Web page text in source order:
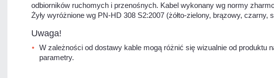
odbiorników ruchomych i przenośnych. Kabel wykonany wg normy
Żyły wyróżnione wg PN-HD 308 S2:2007 (żółto-zielony, brązowy, czarny,
Uwaga!
W zależności od dostawy kable mogą różnić się wizualnie od produktu
parametry.